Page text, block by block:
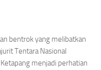
bentrok yang melibatkan
Tentara Nasional
menjadi perhatian